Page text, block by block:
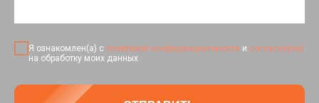
Я ознакомлен(а) с политикой конфиденциальности и согласен(на)
на обработку моих данных